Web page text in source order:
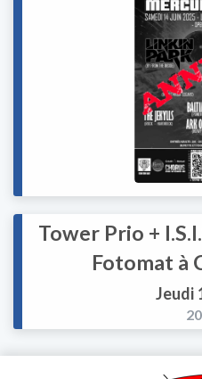
Tower Prio +
Fotomat à
Jeudi